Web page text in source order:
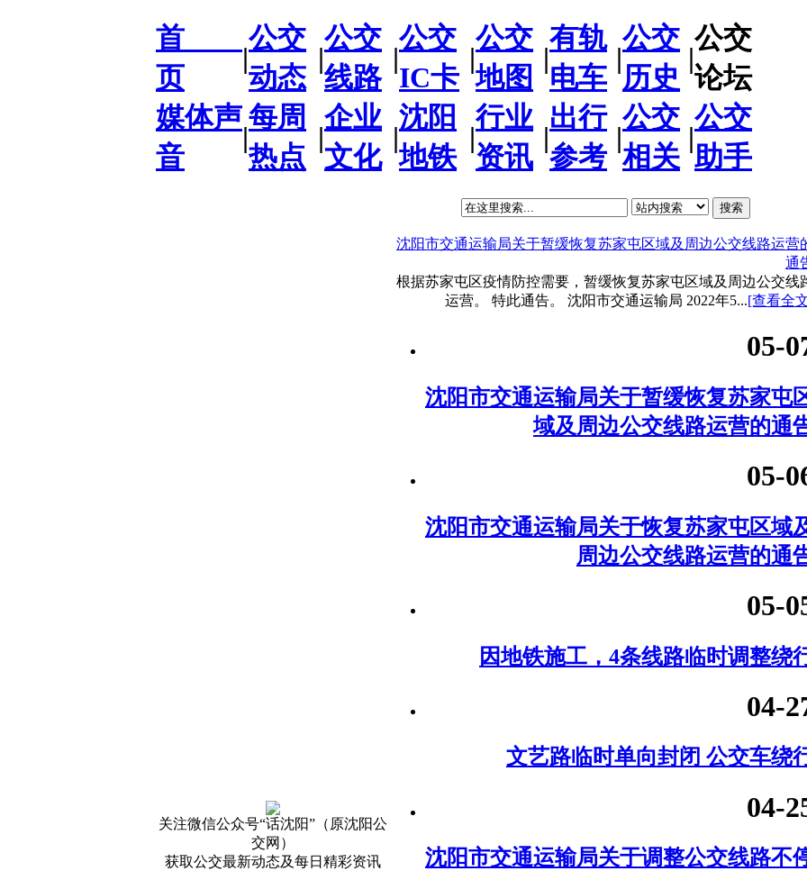
首
页
|
公交
动态
|
公交
线路
|
公交
IC卡
|
公交
地图
|
有轨
电车
|
公交
历史
|
公交
论坛
媒体声
音
|
每周
热点
|
企业
文化
|
沈阳
地铁
|
行业
资讯
|
出行
参考
|
公交
相关
|
公交
助手
搜索
关注微信公众号“话沈阳”（原沈阳公
交网）
获取公交最新动态及每日精彩资讯
沈阳市交通运输局关于暂缓恢复苏家屯区域及周边公交线路运营
通
根据苏家屯区疫情防控需要，暂缓恢复苏家屯区域及周边公交线
运营。 特此通告。 沈阳市交通运输局 2022年5...[查看全
05-
沈阳市交通运输局关于暂缓恢复苏家屯
域及周边公交线路运营的通
05-
沈阳市交通运输局关于恢复苏家屯区域
周边公交线路运营的通
05-
因地铁施工，4条线路临时调整绕
04-
文艺路临时单向封闭 公交车绕
04-
沈阳市交通运输局关于调整公交线路不